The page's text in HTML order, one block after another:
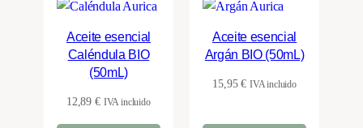
Aceite esencial
Caléndula BIO
(50mL)
12,89€ IVA incluido
Aceite esencial
Argán BIO (50mL)
15,95€ IVA incluido